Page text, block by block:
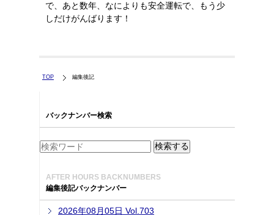
で、あと数年、なによりも安全運転で、もう少
しだけがんばります！
TOP 編集後記
バックナンバー検索
AFTER HOURS BACKNUMBERS
編集後記バックナンバー
2026年08月05日 Vol.703